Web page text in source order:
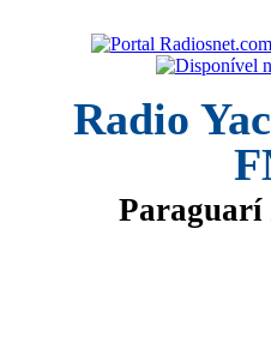
Radio
Paraguarí